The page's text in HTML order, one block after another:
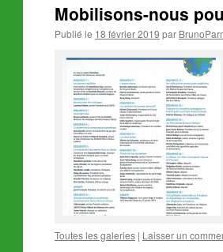
Mobilisons-nous
Publié le 18 février 2019 par
Toutes les galeries | Laisser un